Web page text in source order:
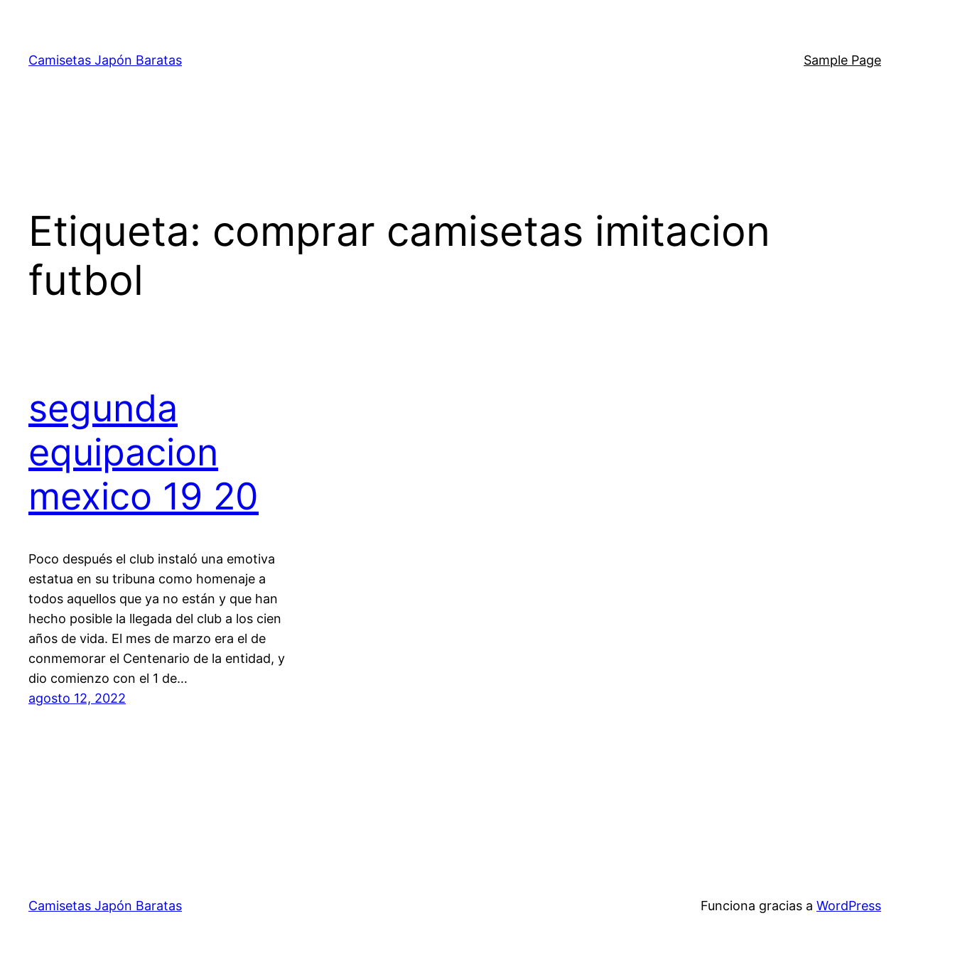
contenido
Camisetas Japón Baratas Sample Page
Etiqueta: comprar camisetas imitacion
futbol
segunda
equipacion
mexico 19 20
Poco después el club instaló una emotiva
estatua en su tribuna como homenaje a
todos aquellos que ya no están y que han
hecho posible la llegada del club a los cien
años de vida. El mes de marzo era el de
conmemorar el Centenario de la entidad, y
dio comienzo con el 1 de…
agosto 12, 2022
Camisetas Japón Baratas Funciona gracias a WordPress